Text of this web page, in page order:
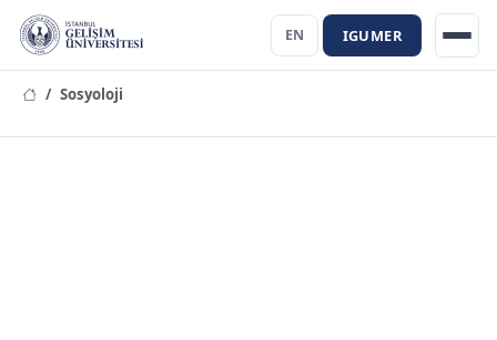
EN IGUMER
Sosyoloji